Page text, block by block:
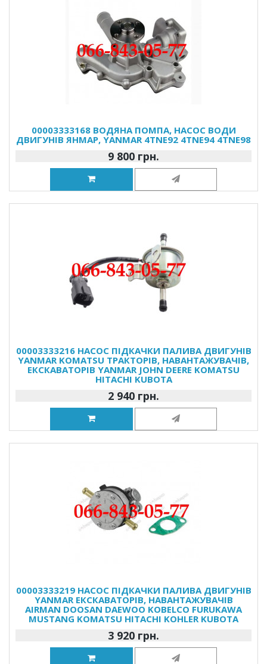
00003333168 ВОДЯНА ПОМПА, НАСОС ВОДИ
ДВИГУНІВ ЯНМАР, YANMAR 4TNE92 4TNE94 4TNE98
9 800 грн.
00003333216 НАСОС ПІДКАЧКИ ПАЛИВА ДВИГУНІВ
YANMAR KOMATSU ТРАКТОРІВ, НАВАНТАЖУВАЧІВ,
ЕКСКАВАТОРІВ YANMAR JOHN DEERE KOMATSU
HITACHI KUBOTA
2 940 грн.
00003333219 НАСОС ПІДКАЧКИ ПАЛИВА ДВИГУНІВ
YANMAR ЕКСКАВАТОРІВ, НАВАНТАЖУВАЧІВ
AIRMAN DOOSAN DAEWOO KOBELCO FURUKAWA
MUSTANG KOMATSU HITACHI KOHLER KUBOTA
3 920 грн.